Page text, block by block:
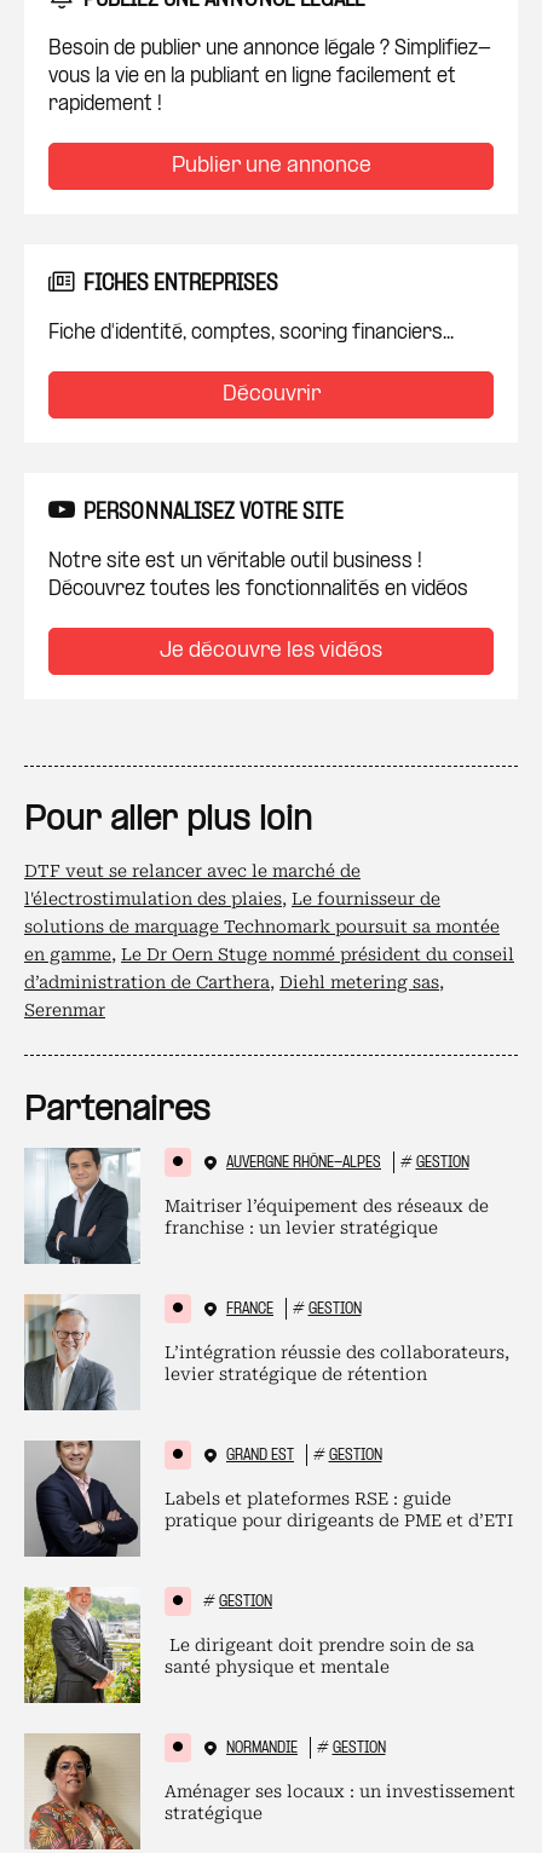
Besoin de publier une annonce légale ? Simplifiez-
vous la vie en la publiant en ligne facilement et
rapidement !
Publier une annonce
FICHES ENTREPRISES
Fiche d'identité, comptes, scoring financiers...
Découvrir
PERSONNALISEZ VOTRE SITE
Notre site est un véritable outil business !
Découvrez toutes les fonctionnalités en vidéos
Je découvre les vidéos
Pour aller plus loin
DTF veut se relancer avec le marché de
l'électrostimulation des plaies, Le fournisseur de
solutions de marquage Technomark poursuit sa montée
en gamme, Le Dr Oern Stuge nommé président du conseil
d’administration de Carthera, Diehl metering sas,
Serenmar
Partenaires
AUVERGNE RHÔNE-ALPES # GESTION
Maitriser l’équipement des réseaux de
franchise : un levier stratégique
FRANCE # GESTION
L’intégration réussie des collaborateurs,
levier stratégique de rétention
GRAND EST # GESTION
Labels et plateformes RSE : guide
pratique pour dirigeants de PME et d’ETI
# GESTION
Le dirigeant doit prendre soin de sa
santé physique et mentale
NORMANDIE # GESTION
Aménager ses locaux : un investissement
stratégique